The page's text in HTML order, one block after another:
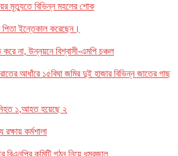
মৃত্যুতে বিভিন্ন মহলের শোক
পিতা ইন্তেকাল করেছেন।
না, উন্নয়নে বিশ্বাসী-এমপি চঞ্চল
আধাঁরে ১৫বিঘা জমির দুই হাজার বিভিন্ন জাতের গাছ
১,আহত হয়েছে ২
রক্ষায় কর্মশালা
কমিটি গঠন নিয়ে ধুম্রজাল